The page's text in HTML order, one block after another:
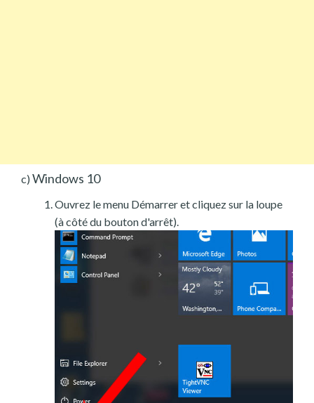
c) Windows 10
Ouvrez le menu Démarrer et cliquez sur la loupe
(à côté du bouton d'arrêt).